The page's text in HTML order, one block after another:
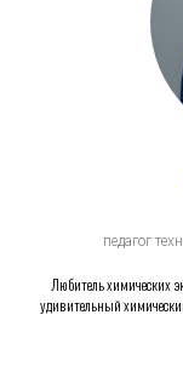
педагог
Любитель химических
удивительный